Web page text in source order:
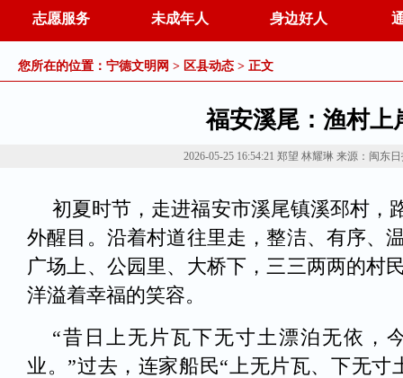
志愿服务
未成年人 身边好人
您所在的位置： 宁德文明网 > 区县动态 > 正文
福安溪尾：渔村上
2026-05-25 16:54:21 郑望 林耀琳 来源：闽东
初夏时节，走进福安市溪尾镇溪邳村，
外醒目。沿着村道往里走，整洁、有序、
广场上、公园里、大桥下，三三两两的村
洋溢着幸福的笑容。
“昔日上无片瓦下无寸土漂泊无依，
业。”过去，连家船民“上无片瓦、下无